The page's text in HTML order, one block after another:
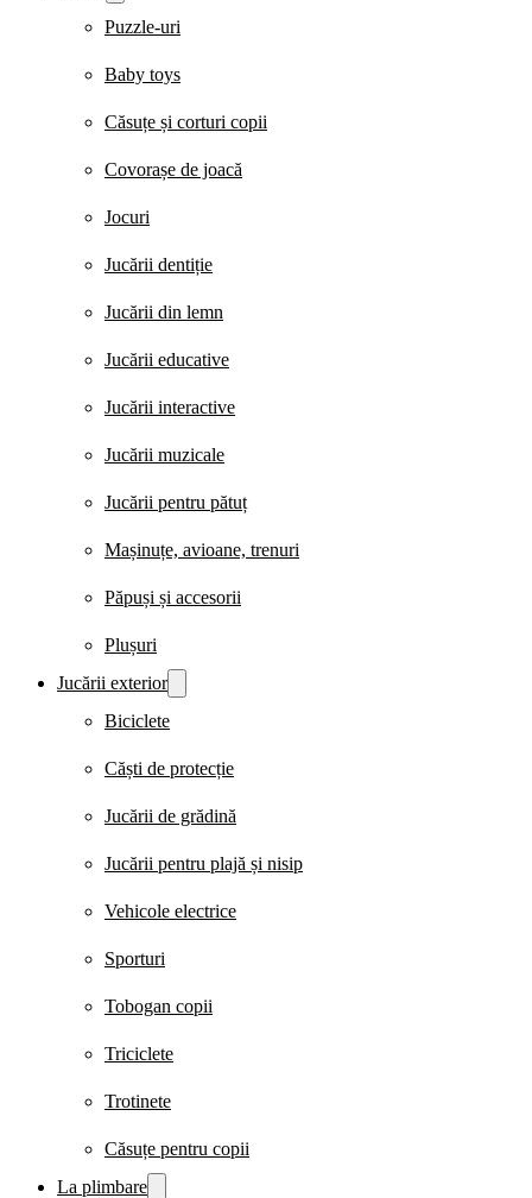
Puzzle-uri
Baby toys
Căsuțe și corturi copii
Covorașe de joacă
Jocuri
Jucării dentiție
Jucării din lemn
Jucării educative
Jucării interactive
Jucării muzicale
Jucării pentru pătuț
Mașinuțe, avioane, trenuri
Păpuși și accesorii
Plușuri
Jucării exterior
Biciclete
Căști de protecție
Jucării de grădină
Jucării pentru plajă și nisip
Vehicole electrice
Sporturi
Tobogan copii
Triciclete
Trotinete
Căsuțe pentru copii
La plimbare